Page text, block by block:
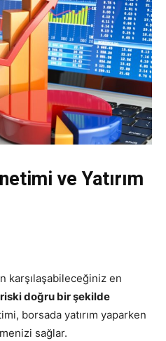
ve Yatırım
karşılaşabileceğiniz en
riski doğru bir şekilde
borsada yatırım yaparken
sağlar.